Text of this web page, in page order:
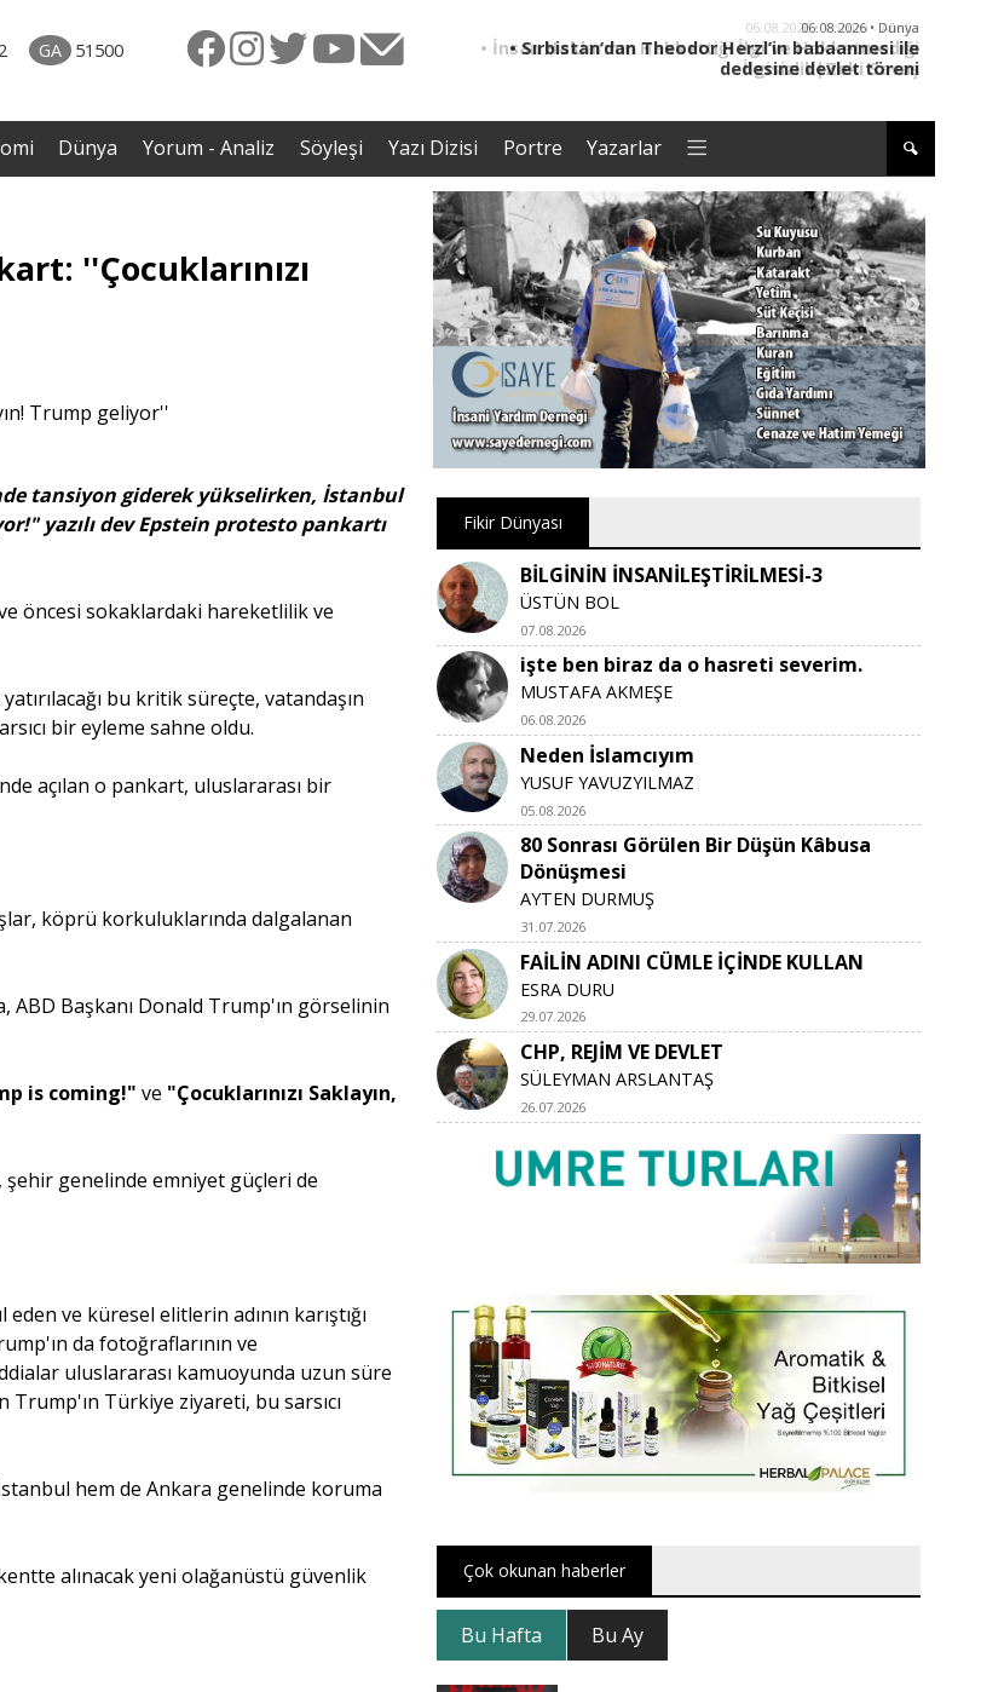
GA 51500
06.08.2026 • Yorum - Analiz
İnsan Haklarının Hakkettiği İlgi ve Hakketmediği
İlgisizlik|Zeki Savaş
06.08.2026 • Dünya
• Sırbistan’dan Theodor Herzl’in babaannesi ile
dedesine devlet töreni
Dünya Yorum - Analiz Söyleşi Yazı Dizisi Portre Yazarlar
''Çocuklarınızı
tansiyon giderek yükselirken, İstanbul
yazılı dev Epstein protesto pankartı
öncesi sokaklardaki hareketlilik ve
bu kritik süreçte, vatandaşın
bir eyleme sahne oldu.
açılan o pankart, uluslararası bir
köprü korkuluklarında dalgalanan
ABD Başkanı Donald Trump'ın görselinin
is coming!"ve "Çocuklarınızı Saklayın,
şehir genelinde emniyet güçleri de
ve küresel elitlerin adının karıştığı
da fotoğraflarının ve
uluslararası kamuoyunda uzun süre
Trump'ın Türkiye ziyareti, bu sarsıcı
hem de Ankara genelinde koruma
alınacak yeni olağanüstü güvenlik
Fikir Dünyası
BİLGİNİN İNSANİLEŞTİRİLMESİ-3
ÜSTÜN BOL
07.08.2026
işte ben biraz da o hasreti severim.
MUSTAFA AKMEŞE
06.08.2026
Neden İslamcıyım
YUSUF YAVUZYILMAZ
05.08.2026
80 Sonrası Görülen Bir Düşün Kâbusa
Dönüşmesi
AYTEN DURMUŞ
31.07.2026
FAİLİN ADINI CÜMLE İÇİNDE KULLAN
ESRA DURU
29.07.2026
CHP, REJİM VE DEVLET
SÜLEYMAN ARSLANTAŞ
26.07.2026
Çok okunan haberler
Bu Hafta Bu Ay